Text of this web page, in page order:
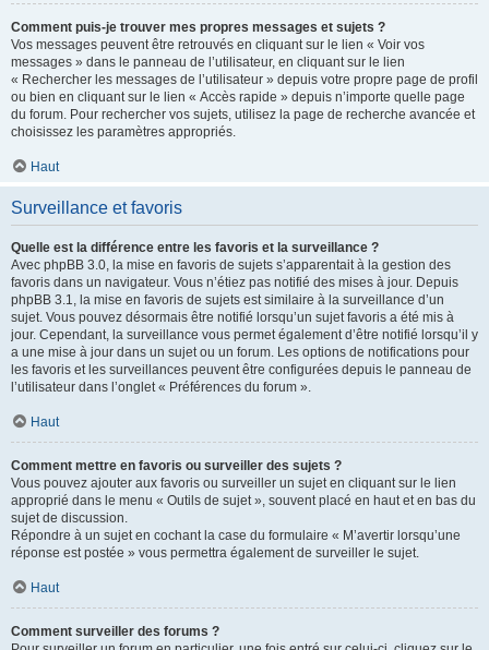
Comment puis-je trouver mes propres messages et sujets ?
Vos messages peuvent être retrouvés en cliquant sur le lien « Voir vos
messages » dans le panneau de l’utilisateur, en cliquant sur le lien
« Rechercher les messages de l’utilisateur » depuis votre propre page de profil
ou bien en cliquant sur le lien « Accès rapide » depuis n’importe quelle page
du forum. Pour rechercher vos sujets, utilisez la page de recherche avancée et
choisissez les paramètres appropriés.
Haut
Surveillance et favoris
Quelle est la différence entre les favoris et la surveillance ?
Avec phpBB 3.0, la mise en favoris de sujets s’apparentait à la gestion des
favoris dans un navigateur. Vous n’étiez pas notifié des mises à jour. Depuis
phpBB 3.1, la mise en favoris de sujets est similaire à la surveillance d’un
sujet. Vous pouvez désormais être notifié lorsqu’un sujet favoris a été mis à
jour. Cependant, la surveillance vous permet également d’être notifié lorsqu’il y
a une mise à jour dans un sujet ou un forum. Les options de notifications pour
les favoris et les surveillances peuvent être configurées depuis le panneau de
l’utilisateur dans l’onglet « Préférences du forum ».
Haut
Comment mettre en favoris ou surveiller des sujets ?
Vous pouvez ajouter aux favoris ou surveiller un sujet en cliquant sur le lien
approprié dans le menu « Outils de sujet », souvent placé en haut et en bas du
sujet de discussion.
Répondre à un sujet en cochant la case du formulaire « M’avertir lorsqu’une
réponse est postée » vous permettra également de surveiller le sujet.
Haut
Comment surveiller des forums ?